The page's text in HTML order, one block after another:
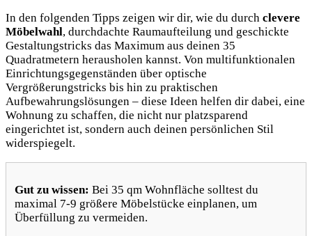
In den folgenden Tipps zeigen wir dir, wie du durch clevere
Möbelwahl, durchdachte Raumaufteilung und geschickte
Gestaltungstricks das Maximum aus deinen 35
Quadratmetern herausholen kannst. Von multifunktionalen
Einrichtungsgegenständen über optische
Vergrößerungstricks bis hin zu praktischen
Aufbewahrungslösungen – diese Ideen helfen dir dabei, eine
Wohnung zu schaffen, die nicht nur platzsparend
eingerichtet ist, sondern auch deinen persönlichen Stil
widerspiegelt.
Gut zu wissen: Bei 35 qm Wohnfläche solltest du
maximal 7-9 größere Möbelstücke einplanen, um
Überfüllung zu vermeiden.